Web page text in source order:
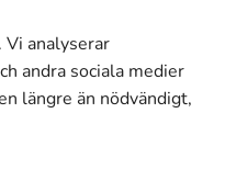
analyserar
andra sociala medier
längre än nödvändigt,